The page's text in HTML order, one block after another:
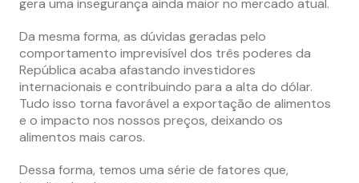
Da mesma forma, as dúvidas geradas pelo
comportamento imprevisível dos três poderes da
República acaba afastando investidores
internacionais e contribuindo para a alta do dólar.
Tudo isso torna favorável a exportação de alimentos
e o impacto nos nossos preços, deixando os
alimentos mais caros.
Dessa forma, temos uma série de fatores que,